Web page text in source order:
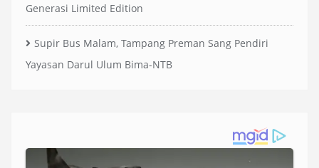
Generasi Limited Edition
Supir Bus Malam, Tampang Preman Sang Pendiri
Yayasan Darul Ulum Bima-NTB